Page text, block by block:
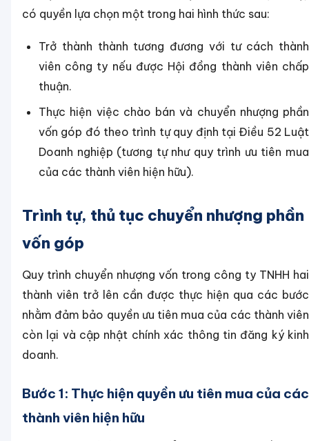
có quyền lựa chọn một trong hai hình thức sau:
Trở thành thành tương đương với tư cách thành
viên công ty nếu được Hội đồng thành viên chấp
thuận.
Thực hiện việc chào bán và chuyển nhượng phần
vốn góp đó theo trình tự quy định tại Điều 52 Luật
Doanh nghiệp (tương tự như quy trình ưu tiên mua
của các thành viên hiện hữu).
Trình tự, thủ tục chuyển nhượng phần
vốn góp
Quy trình chuyển nhượng vốn trong công ty TNHH hai
thành viên trở lên cần được thực hiện qua các bước
nhằm đảm bảo quyền ưu tiên mua của các thành viên
còn lại và cập nhật chính xác thông tin đăng ký kinh
doanh.
Bước 1: Thực hiện quyền ưu tiên mua của các
thành viên hiện hữu